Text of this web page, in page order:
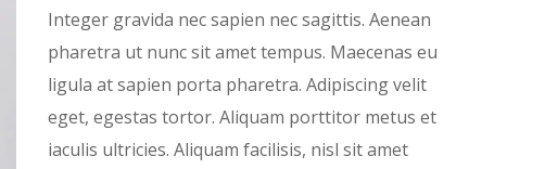
Integer gravida nec sapien nec sagittis. Aenean
pharetra ut nunc sit amet tempus. Maecenas eu
ligula at sapien porta pharetra. Adipiscing velit
eget, egestas tortor. Aliquam porttitor metus et
iaculis ultricies. Aliquam facilisis, nisl sit amet